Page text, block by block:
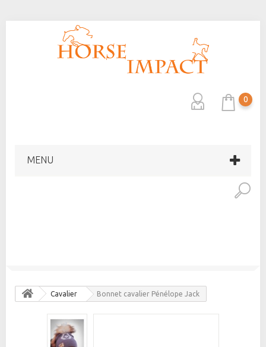
0
MENU
Cavalier Bonnet cavalier Pénélope Jack